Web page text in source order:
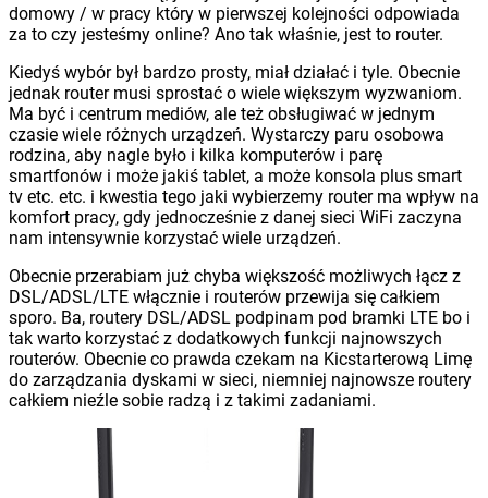
domowy / w pracy który w pierwszej kolejności odpowiada
za to czy jesteśmy online? Ano tak właśnie, jest to router.
Kiedyś wybór był bardzo prosty, miał działać i tyle. Obecnie
jednak router musi sprostać o wiele większym wyzwaniom.
Ma być i centrum mediów, ale też obsługiwać w jednym
czasie wiele różnych urządzeń. Wystarczy paru osobowa
rodzina, aby nagle było i kilka komputerów i parę
smartfonów i może jakiś tablet, a może konsola plus smart
tv etc. etc. i kwestia tego jaki wybierzemy router ma wpływ na
komfort pracy, gdy jednocześnie z danej sieci WiFi zaczyna
nam intensywnie korzystać wiele urządzeń.
Obecnie przerabiam już chyba większość możliwych łącz z
DSL/ADSL/LTE włącznie i routerów przewija się całkiem
sporo. Ba, routery DSL/ADSL podpinam pod bramki LTE bo i
tak warto korzystać z dodatkowych funkcji najnowszych
routerów. Obecnie co prawda czekam na Kicstarterową Limę
do zarządzania dyskami w sieci, niemniej najnowsze routery
całkiem nieźle sobie radzą i z takimi zadaniami.